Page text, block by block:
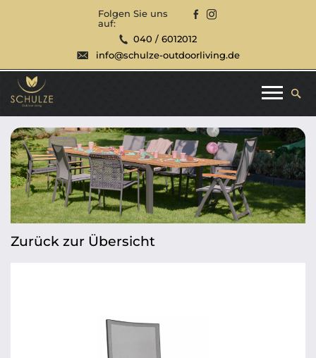
Folgen Sie uns
auf:
040 / 6012012
info@schulze-outdoorliving.de
Zurück zur Übersicht